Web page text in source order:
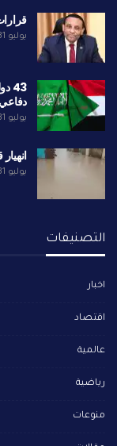
يوليو 31, 2026
يوليو 31, 2026
يوليو 31, 2026
التصنيفات
اخبار
اقتصاد
عالمية
رياضية
منوعات